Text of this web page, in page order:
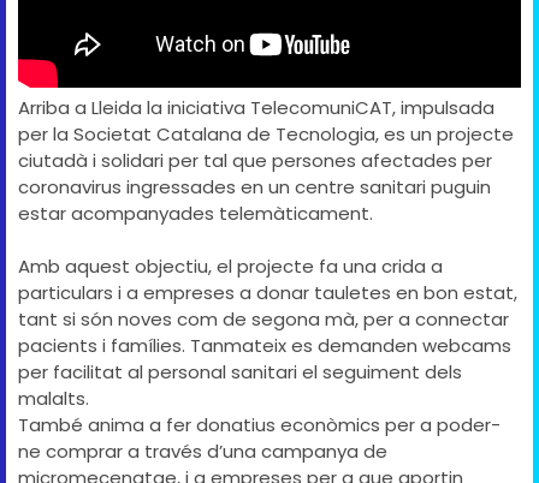
Arriba a Lleida la iniciativa TelecomuniCAT, impulsada
per la Societat Catalana de Tecnologia, es un projecte
ciutadà i solidari per tal que persones afectades per
coronavirus ingressades en un centre sanitari puguin
estar acompanyades telemàticament.
Amb aquest objectiu, el projecte fa una crida a
particulars i a empreses a donar tauletes en bon estat,
tant si són noves com de segona mà, per a connectar
pacients i famílies. Tanmateix es demanden webcams
per facilitat al personal sanitari el seguiment dels
malalts.
També anima a fer donatius econòmics per a poder-
ne comprar a través d’una campanya de
micromecenatge, i a empreses per a que aportin